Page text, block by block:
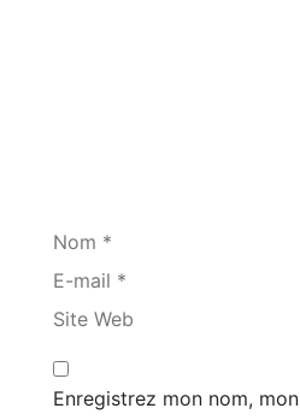
Nom *
E-mail *
Site Web
Enregistrez mon nom,